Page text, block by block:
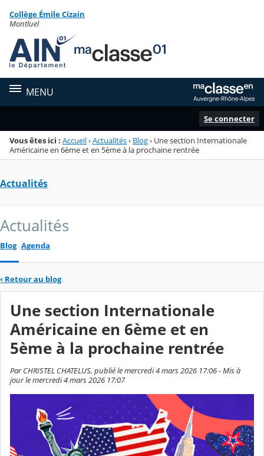
Menu de la rubrique
Contenu
Collège Émile Cizain
Montluel
MENU
Se connecter
Vous êtes ici : Accueil›Actualités› Blog› Une section Internationale
Américaine en 6ème et en 5ème à la prochaine rentrée
Actualités
Actualités
Blog Agenda
‹ Retour au blog
Une section Internationale
Américaine en 6ème et en
5ème à la prochaine rentrée
Par CHRISTEL CHATELUS, publié le mercredi 4 mars 2026 17:06 - Mis à
jour le mercredi 4 mars 2026 17:07